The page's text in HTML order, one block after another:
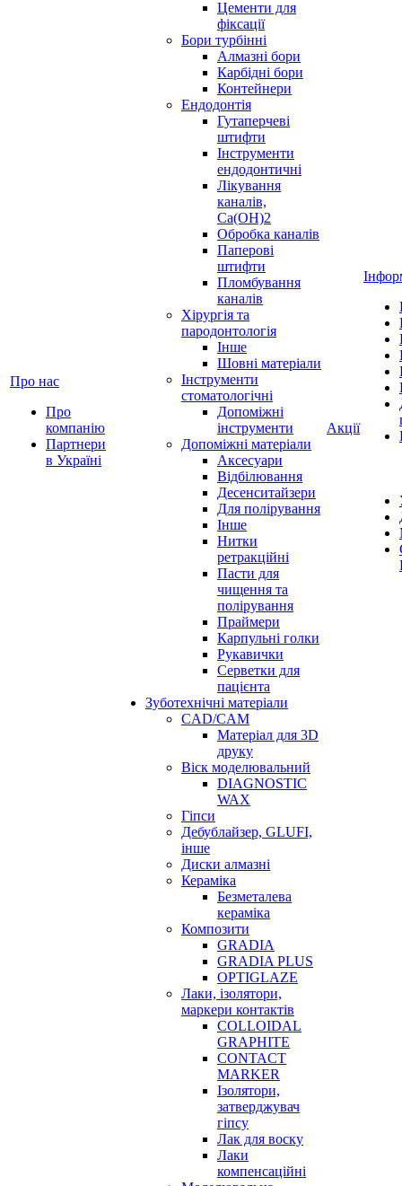
Про нас
Про
компанію
Партнери
в Україні
Цементи для
фіксації
Бори турбінні
Алмазні бори
Карбідні бори
Контейнери
Ендодонтія
Гутаперчеві
штифти
Інструменти
ендодонтичні
Лікування
каналів,
Ca(OH)2
Обробка каналів
Паперові
штифти
Пломбування
каналів
Хірургія та
пародонтологія
Інше
Шовні матеріали
Інструменти
стоматологічні
Допоміжні
інструменти
Допоміжні матеріали
Аксесуари
Відбілювання
Десенситайзери
Для полірування
Інше
Нитки
ретракційні
Пасти для
чищення та
полірування
Праймери
Карпульні голки
Рукавички
Серветки для
пацієнта
Зуботехнічні матеріали
CAD/CAM
Матеріал для 3D
друку
Віск моделювальний
DIAGNOSTIC
WAX
Гіпси
Дебублайзер, GLUFI,
інше
Диски алмазні
Кераміка
Безметалева
кераміка
Композити
GRADIA
GRADIA PLUS
OPTIGLAZE
Лаки, ізолятори,
маркери контактів
COLLOIDAL
GRAPHITE
CONTACT
MARKER
Ізолятори,
затверджувач
гіпсу
Лак для воску
Лаки
компенсаційні
Акції